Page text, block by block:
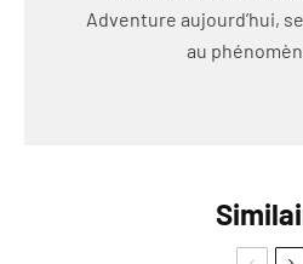
Adventure aujourd’hui,
au